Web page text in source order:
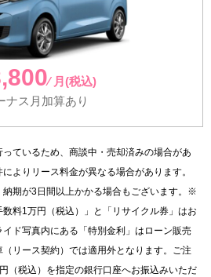
⁄ 月(税込)
ナス月加算あり
ているため、商談中・売却済みの場合があ
よりリース料金が異なる場合があります。
期が3日間以上かかる場合もございます。※
料1万円（税込）」と「リサイクル券」はお
ド写真内にある「特別金利」はローン販売
リース契約）では適用外となります。ご注
（税込）を指定の銀行口座へお振込みいただ